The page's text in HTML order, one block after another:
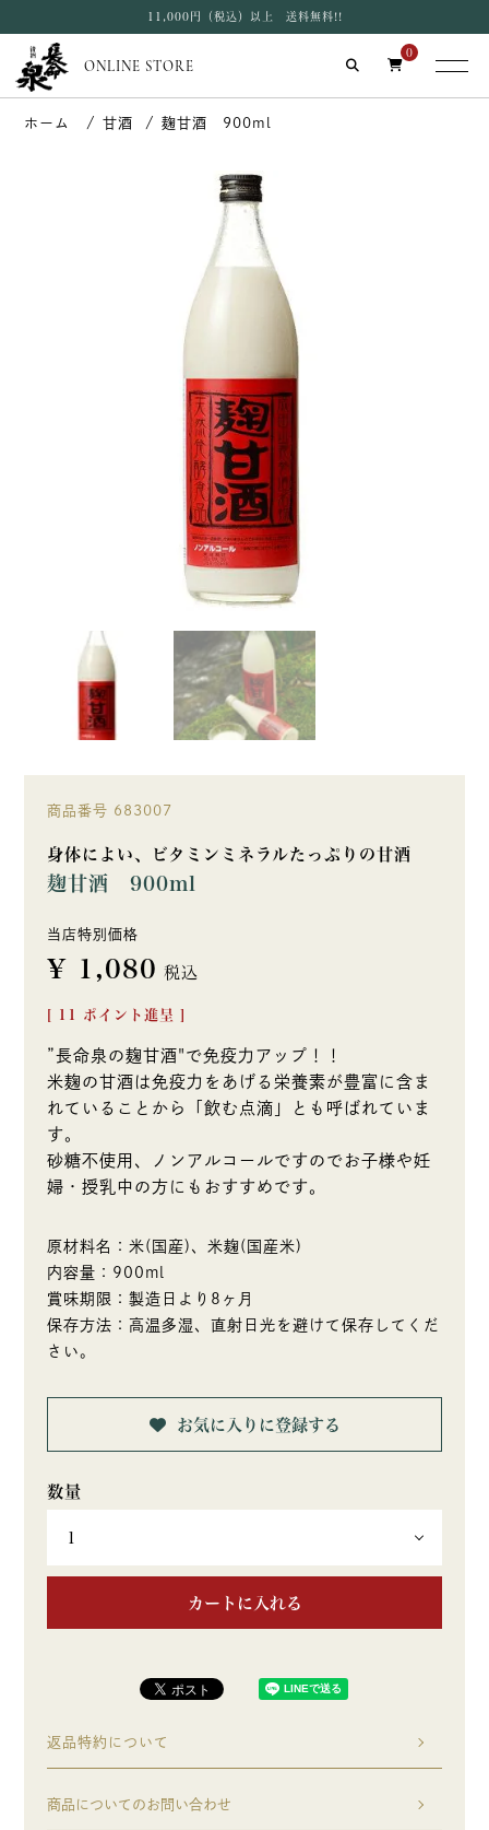
11,000円（税込）以上 送料無料!!
ONLINE STORE
0
甘酒 麹甘酒 900ml
商品番号 683007
身体によい、ビタミンミネラルたっぷりの甘酒
麹甘酒 900ml
当店特別価格
¥ 1,080 税込
ポイント進呈 ]
”長命泉の麹甘酒"で免疫力アップ！！
米麹の甘酒は免疫力をあげる栄養素が豊富に含ま
れていることから「飲む点滴」とも呼ばれていま
す。
砂糖不使用、ノンアルコールですのでお子様や妊
婦・授乳中の方にもおすすめです。
原材料名：米(国産)、米麹(国産米)
内容量：900ml
賞味期限：製造日より8ヶ月
保存方法：高温多湿、直射日光を避けて保存してくだ
さい。
お気に入りに登録する
カートに入れる
返品特約について
商品についてのお問い合わせ